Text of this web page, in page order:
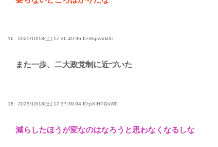
16 : 2025/10/18(土) 17:36:49.96 ID:8/qtwVk00
また一歩、二大政党制に近づいた
18 : 2025/10/18(土) 17:37:39.04 ID:pXIHPQuW0
減らしたほうが変なのはなろうと思わなくなるしな